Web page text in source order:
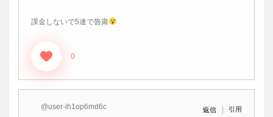
課金しないで5連で魯粛
0
@user-ih1op6md6c 返信 引用